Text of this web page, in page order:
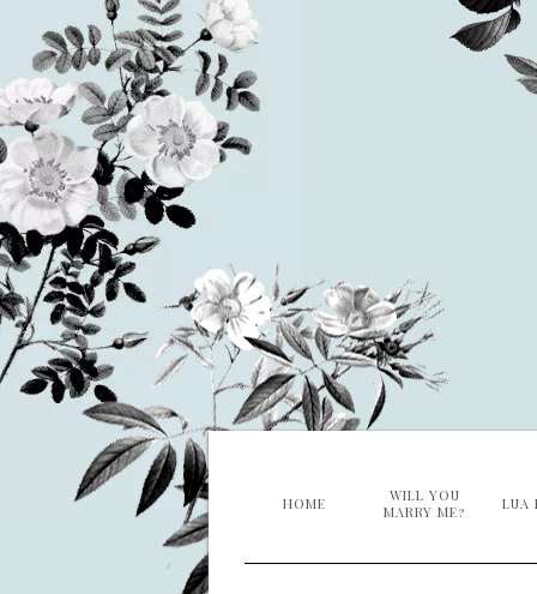
HOME
WILL YOU
MARRY ME?
LUA